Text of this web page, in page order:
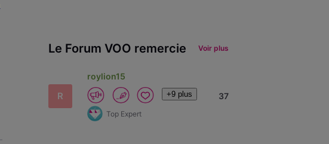
Le Forum VOO remercie Voir plus
R
roylion15
+9 plus
Top Expert
37